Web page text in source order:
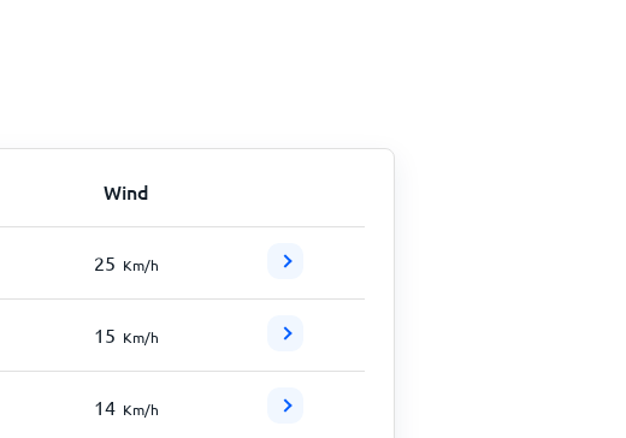
Wind
25 Km/h
15 Km/h
14 Km/h